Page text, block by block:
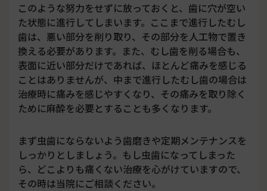
このような努力をせずに放っておくと、歯に穴が空い
た状態に進行してしまいます。ここまで進行したむし
歯は、悪い部分を削り取り、その部分を人工物で置き
換える必要があります。また、むし歯を削る場合も、
表面に近い部分だけであれば、ほとんど痛みを感じる
ことはありませんが、中まで進行したむし歯の場合は
治療時に痛みを感じやすくなり、その痛みを取り除く
ために麻酔を必要とすることも多くなります。
まず虫歯にならないよう歯磨きや定期メンテナンスを
しっかりとしましょう。もし虫歯になってしまった
ら、どこよりも痛くない治療を心がけていますので、
その時は当院にご相談ください。